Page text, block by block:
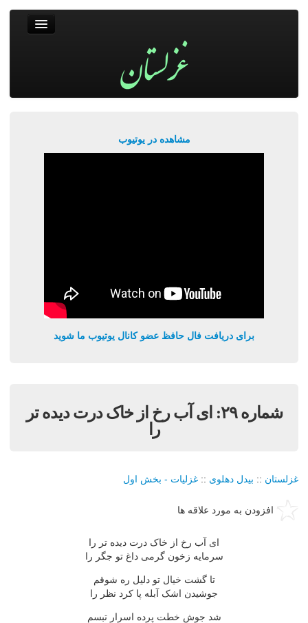
مشاهده در یوتیوب
برای دریافت فال حافظ عضو کانال یوتیوب ما شوید
شماره ٢٩: اى آب رخ از خاک درت ديده تر
را
غزلستان :: بيدل دهلوی :: غزليات - بخش اول
افزودن به مورد علاقه ها
اى آب رخ از خاک درت ديده تر را
سرمايه زخون گرمى داغ تو جگر را
تا گشت خيال تو دليل ره شوقم
جوشيدن اشک آبله پا کرد نظر را
شد جوش خطت پرده اسرار تبسم